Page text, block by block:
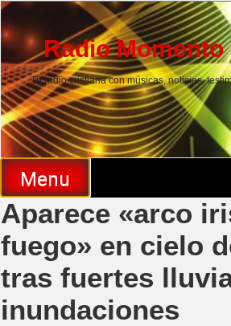
Skip
to
contentRadio Momento
Tu radio cristiana con músicas, noticias,
Menu
Aparece «arco
fuego» en cielo
tras fuertes
inundaciones